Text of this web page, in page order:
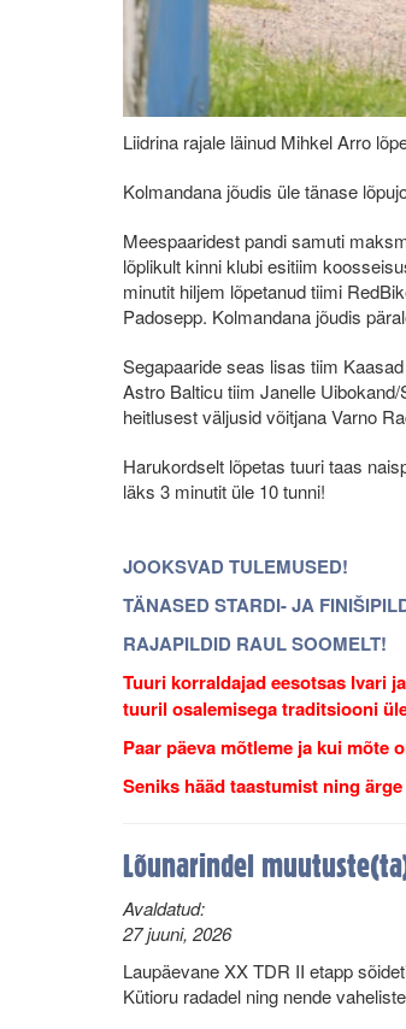
Liidrina rajale läinud Mihkel Arro
Kolmandana jõudis üle tänase
Meespaaridest pandi samuti
lõplikult kinni klubi esitiim
minutit hiljem lõpetanud tiimi
Padosepp. Kolmandana jõudis
Segapaaride seas lisas tiim
Astro Balticu tiim Janelle
heitlusest väljusid võitjana Varno
Harukordselt lõpetas tuuri taas
läks 3 minutit üle 10 tunni!
JOOKSVAD TULEMUSED!
TÄNASED STARDI- JA
RAJAPILDID RAUL SOOMELT!
Tuuri korraldajad eesotsas Ivari
tuuril osalemisega traditsiooni
Paar päeva mõtleme ja kui mõte
Seniks hääd taastumist ning
Lõunarindel
Avaldatud:
27 juuni, 2026
Laupäevane XX TDR II etapp
Kütioru radadel ning nende